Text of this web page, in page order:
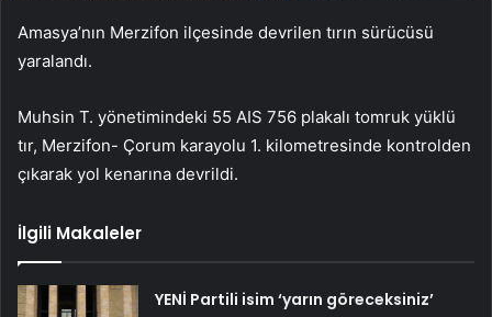
Amasya’nın Merzifon ilçesinde devrilen tırın sürücüsü
yaralandı.
Muhsin T. yönetimindeki 55 AIS 756 plakalı tomruk yüklü
tır, Merzifon- Çorum karayolu 1. kilometresinde kontrolden
çıkarak yol kenarına devrildi.
İlgili Makaleler
YENİ Partili isim ‘yarın göreceksiniz’